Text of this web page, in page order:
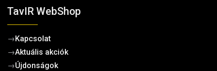
TavIR WebShop
→Kapcsolat
→Aktuális akciók
→Újdonságok